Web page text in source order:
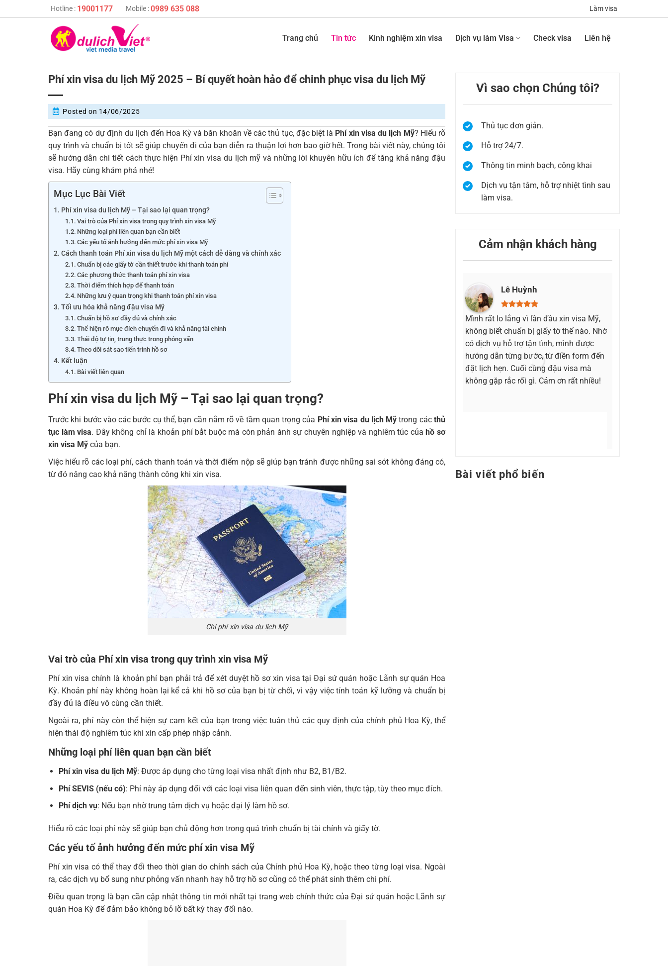
to
Hotline : 19001177 Mobile :0989 635 088 Làm visa
Trang chủ Tin tức Kinh nghiệm xin visa Dịch vụ làm Visa Check visa Liên hệ
Phí xin visa du lịch Mỹ 2025 – Bí quyết hoàn hảo để chinh phục visa du lịch Mỹ
Posted on 14/06/2025
Bạn đang có dự định du lịch đến Hoa Kỳ và băn khoăn về các thủ tục, đặc biệt là Phí xin visa du lịch Mỹ? Hiểu rõ
quy trình và chuẩn bị tốt sẽ giúp chuyến đi của bạn diễn ra thuận lợi hơn bao giờ hết. Trong bài viết này, chúng tôi
sẽ hướng dẫn chi tiết cách thực hiện Phí xin visa du lịch mỹ và những lời khuyên hữu ích để tăng khả năng đậu
visa. Hãy cùng khám phá nhé!
Mục Lục Bài Viết
Phí xin visa du lịch Mỹ – Tại sao lại quan trọng?
Vai trò của Phí xin visa trong quy trình xin visa Mỹ
Những loại phí liên quan bạn cần biết
Các yếu tố ảnh hưởng đến mức phí xin visa Mỹ
Cách thanh toán Phí xin visa du lịch Mỹ một cách dễ dàng và chính xác
Chuẩn bị các giấy tờ cần thiết trước khi thanh toán phí
Các phương thức thanh toán phí xin visa
Thời điểm thích hợp để thanh toán
Những lưu ý quan trọng khi thanh toán phí xin visa
Tối ưu hóa khả năng đậu visa Mỹ
Chuẩn bị hồ sơ đầy đủ và chính xác
Thể hiện rõ mục đích chuyến đi và khả năng tài chính
Thái độ tự tin, trung thực trong phỏng vấn
Theo dõi sát sao tiến trình hồ sơ
Kết luận
Bài viết liên quan
Phí xin visa du lịch Mỹ – Tại sao lại quan trọng?
Trước khi bước vào các bước cụ thể, bạn cần nắm rõ về tầm quan trọng của Phí xin visa du lịch Mỹ trong cácthủ
tục làm visa. Đây không chỉ là khoản phí bắt buộc mà còn phản ánh sự chuyên nghiệp và nghiêm túc củahồ sơ
xin visa Mỹ của bạn.
Việc hiểu rõ các loại phí, cách thanh toán và thời điểm nộp sẽ giúp bạn tránh được những sai sót không đáng có,
từ đó nâng cao khả năng thành công khi xin visa.
Chi phí xin visa du lịch Mỹ
Vai trò của Phí xin visa trong quy trình xin visa Mỹ
Phí xin visa chính là khoản phí bạn phải trả để xét duyệt hồ sơ xin visa tại Đại sứ quán hoặc Lãnh sự quán Hoa
Kỳ. Khoản phí này không hoàn lại kể cả khi hồ sơ của bạn bị từ chối, vì vậy việc tính toán kỹ lưỡng và chuẩn bị
đầy đủ là điều vô cùng cần thiết.
Ngoài ra, phí này còn thể hiện sự cam kết của bạn trong việc tuân thủ các quy định của chính phủ Hoa Kỳ, thể
hiện thái độ nghiêm túc khi xin cấp phép nhập cảnh.
Những loại phí liên quan bạn cần biết
Phí xin visa du lịch Mỹ: Được áp dụng cho từng loại visa nhất định như B2, B1/B2.
Phí SEVIS (nếu có): Phí này áp dụng đối với các loại visa liên quan đến sinh viên, thực tập, tùy theo mục đích.
Phí dịch vụ: Nếu bạn nhờ trung tâm dịch vụ hoặc đại lý làm hồ sơ.
Hiểu rõ các loại phí này sẽ giúp bạn chủ động hơn trong quá trình chuẩn bị tài chính và giấy tờ.
Các yếu tố ảnh hưởng đến mức phí xin visa Mỹ
Phí xin visa có thể thay đổi theo thời gian do chính sách của Chính phủ Hoa Kỳ, hoặc theo từng loại visa. Ngoài
ra, các dịch vụ bổ sung như phỏng vấn nhanh hay hỗ trợ hồ sơ cũng có thể phát sinh thêm chi phí.
Điều quan trọng là bạn cần cập nhật thông tin mới nhất tại trang web chính thức của Đại sứ quán hoặc Lãnh sự
quán Hoa Kỳ để đảm bảo không bỏ lỡ bất kỳ thay đổi nào.
Vì sao chọn Chúng tôi?
Thủ tục đơn giản.
Hỗ trợ 24/7.
Thông tin minh bạch, công khai
Dịch vụ tận tâm, hỗ trợ nhiệt tình sau
làm visa.
Cảm nhận khách hàng
Lê Huỳnh
Mình rất lo lắng vì lần đầu xin visa Mỹ,
không biết chuẩn bị giấy tờ thế nào. Nhờ
có dịch vụ hỗ trợ tận tình, mình được
hướng dẫn từng bước, từ điền form đến
đặt lịch hẹn. Cuối cùng đậu visa mà
không gặp rắc rối gì. Cảm ơn rất nhiều!
Bài viết phổ biến